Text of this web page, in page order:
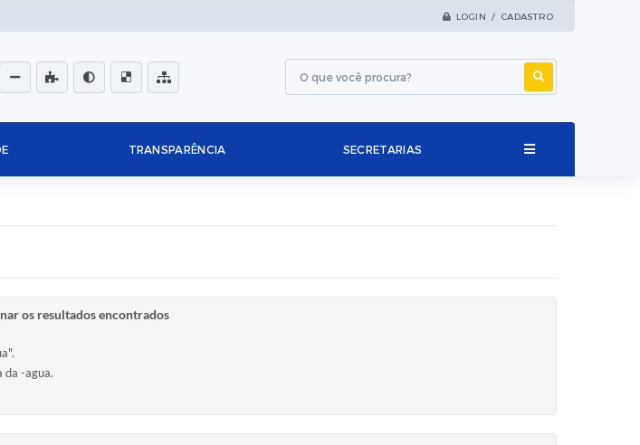
LOGIN / CADASTRO
TRANSPARÊNCIA SECRETARIAS
os resultados encontrados
da -agua.